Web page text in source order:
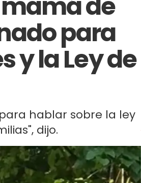
para
y la Ley de
hablar sobre la ley
dijo.